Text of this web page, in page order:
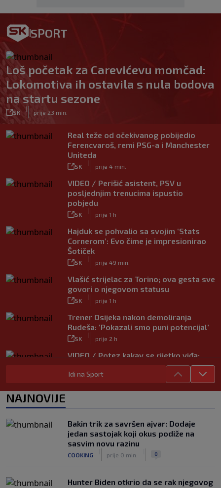
SPORT
Loš početak za Carevićevu momčad:
Lokomotiva ih ostavila s nula bodova
na startu sezone
SK
|
prije 23 min.
Real teže od očekivanog pobijedio
Ferencvaroš, remi PSG-a i Manchester
Uniteda
SK
|
prije 4 min.
VIDEO / Perišić asistent, PSV u
posljednjim trenucima ispustio
pobjedu
SK
|
prije 1 h
Hajduk se pohvalio sa svojim ‘Stats
Cornerom’: Evo čime je impresionirao
Šotiček
SK
|
prije 49 min.
Vlašić strijelac za Torino; ova gesta sve
govori o njegovom statusu
SK
|
prije 1 h
Trener Osijeka nakon demoliranja
Rudeša: ‘Pokazali smo puni potencijal’
SK
|
prije 2 h
VIDEO / Potez kakav se rijetko viđa:
Kada pomoć nije stigla, na rukama je
iznio suigrača u bolovima
SK prije 3 h
Dinamo u finalu Ramljaka! Sutra protiv
Ajaxa na glavnom terenu Maksimira
|
prije 3 h
Idi na Sport
NAJNOVIJE
Bakin trik za savršen ajvar: Dodaje
jedan sastojak koji okus podiže na
sasvim novu razinu
COOKING prije 0 min. 0
Hunter Biden otkrio da se rak njegovog